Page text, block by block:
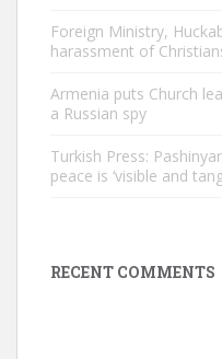
Foreign Ministry,
harassment of
Armenia puts Church
a Russian spy
Turkish Press:
peace is ‘visible and
RECENT COMMENTS